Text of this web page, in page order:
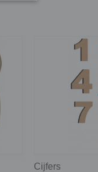
Cijfers